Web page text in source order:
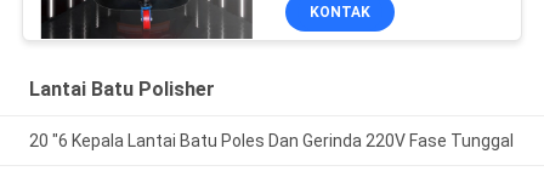
KONTAK
Lantai Batu Polisher
20 "6 Kepala Lantai Batu Poles Dan Gerinda 220V Fase Tunggal